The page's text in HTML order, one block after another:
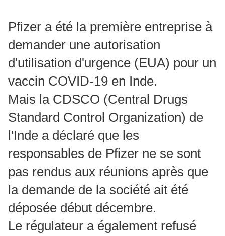
Pfizer a été la première entreprise à
demander une autorisation
d'utilisation d'urgence (EUA) pour un
vaccin COVID-19 en Inde.
Mais la CDSCO (Central Drugs
Standard Control Organization) de
l'Inde a déclaré que les
responsables de Pfizer ne se sont
pas rendus aux réunions après que
la demande de la société ait été
déposée début décembre.
Le régulateur a également refusé